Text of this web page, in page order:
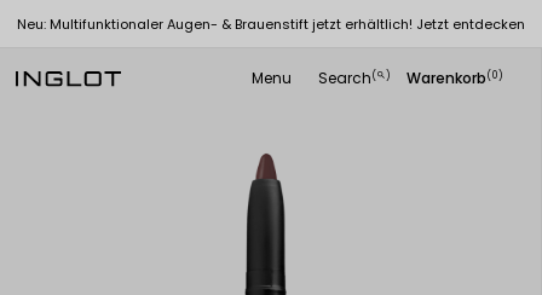
Neu: Multifunktionaler Augen- & Brauenstift jetzt erhältlich! Jetzt entdecken
Menu Search(
search ) Warenkorb(0)